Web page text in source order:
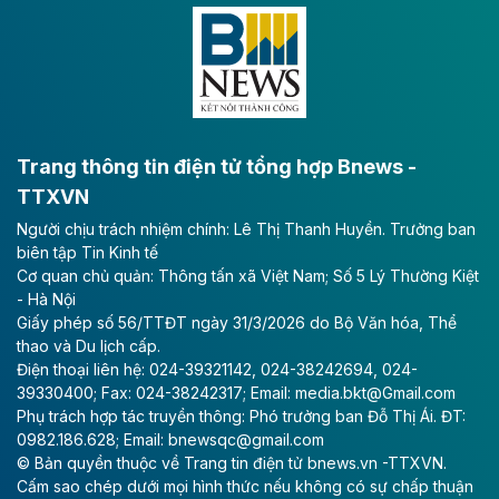
Đông A dài khoảng 25,1 km được kỳ vọng sẽ tạo động
lực phát triển kinh tế - xã hội khu vực phía Nam đồng
Long Thành
Tổng công ty Cảng hàng không Việt Nam - CTCP
(ACV) vừa lập kỷ lục mới về lợi nhuận trong quý
II/2026.
Theo baodautu.vn
Vinaconex lập đỉnh doanh thu
Tổng CTCP Xuất nhập khẩu và Xây dựng Việt Nam
(Vinaconex) đã khép lại nửa đầu năm với doanh thu
thuần gần 7.268 tỷ đồng, tăng 4% so với cùng kỳ và
cũng là mức cao nhất lịch sử hoạt động của doanh
nghiệp.
Trang thông tin điện tử tổng hợp Bnews -
TTXVN
Người chịu trách nhiệm chính: Lê Thị Thanh Huyền. Trưởng ban
biên tập Tin Kinh tế
Cơ quan chủ quản: Thông tấn xã Việt Nam; Số 5 Lý Thường Kiệt
- Hà Nội
Giấy phép số 56/TTĐT ngày 31/3/2026 do Bộ Văn hóa, Thể
thao và Du lịch cấp.
Điện thoại liên hệ: 024-39321142, 024-38242694, 024-
39330400; Fax: 024-38242317; Email: media.bkt@Gmail.com
Phụ trách hợp tác truyền thông: Phó trưởng ban Đỗ Thị Ái. ĐT:
0982.186.628; Email: bnewsqc@gmail.com
© Bản quyền thuộc về Trang tin điện tử bnews.vn -TTXVN.
Cấm sao chép dưới mọi hình thức nếu không có sự chấp thuận